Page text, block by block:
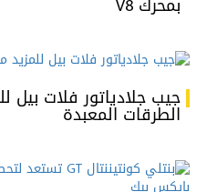
جيب جلادياتور فلات بيل
الطرقات المعبدة